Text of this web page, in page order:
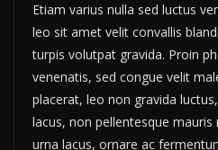
Etiam varius nulla sed luctus
leo sit amet velit convallis
turpis volutpat gravida. Proin
venenatis, sed congue velit
placerat, leo non gravida
lacus, non pellentesque
urna lacus, ornare ac